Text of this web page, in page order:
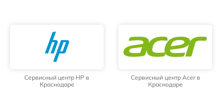
Сервисный центр HP в
Краснодаре
Сервисный центр Acer в
Краснодаре